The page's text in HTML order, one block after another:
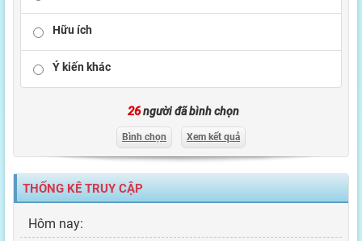
Hữu ích
Ý kiến khác
26người đã bình chọn
Bình chọn Xem kết quả
THỐNG KÊ TRUY CẬP
Hôm nay: